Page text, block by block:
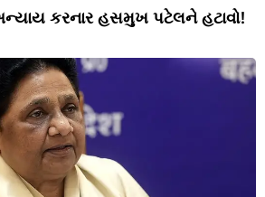
કરનાર હસમુખ પટેલને હટાવો!